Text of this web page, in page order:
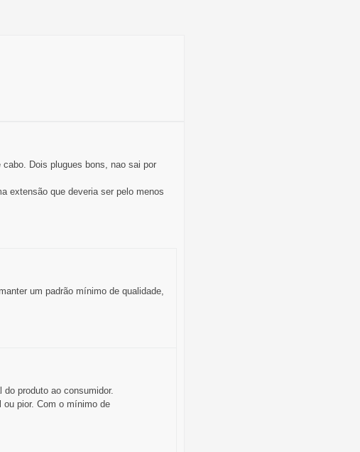
Dois plugues bons, nao sai por
extensão que deveria ser pelo menos
um padrão mínimo de qualidade,
produto ao consumidor.
pior. Com o mínimo de